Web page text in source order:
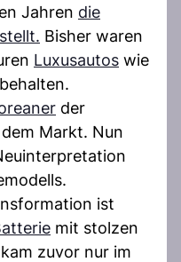
Jahren die
Bisher waren
Luxusautos wie
der
Markt. Nun
ist
mit stolzen
zuvor nur im